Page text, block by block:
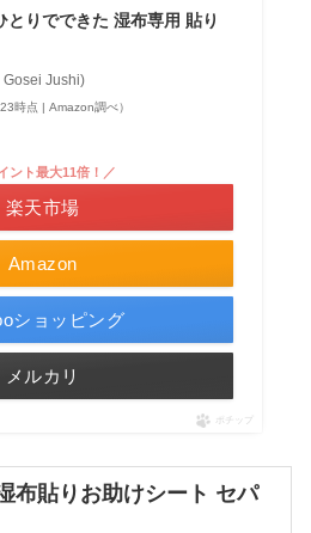
とりでできた 湿布専用 貼り
Gosei Jushi)
時点 | Amazon調べ）
Amazon
ント最大11倍！／
楽天市場
ショッピング
メルカリ
ポチップ
布貼りお助けシート セパ